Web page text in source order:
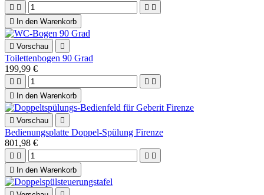
   

In den Warenkorb
 Vorschau 
Toilettenbogen 90 Grad
199,99 €
   

In den Warenkorb
 Vorschau 
Bedienungsplatte Doppel-Spülung Firenze
801,98 €
   

In den Warenkorb